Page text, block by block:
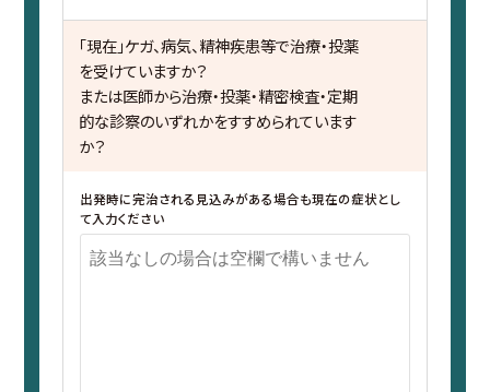
「現在」ケガ、病気、精神疾患等で治療・投薬
を受けていますか？
または医師から治療・投薬・精密検査・定期
的な診察のいずれかをすすめられています
か？
出発時に完治される見込みがある場合も現在の症状とし
て入力ください